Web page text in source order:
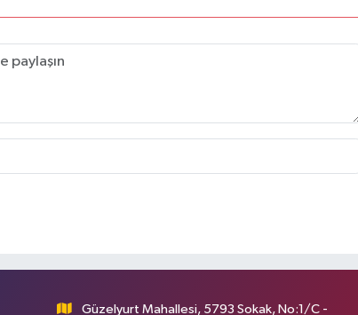
Güzelyurt Mahallesi, 5793 Sokak, No:1/C -